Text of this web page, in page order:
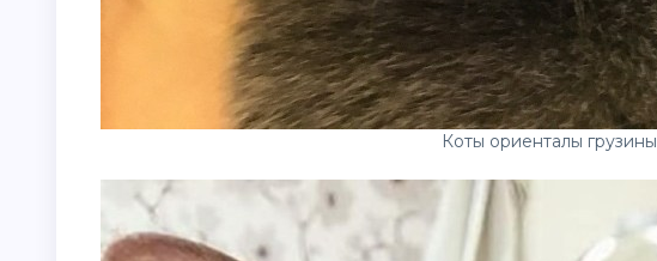
Коты ориенталы грузины